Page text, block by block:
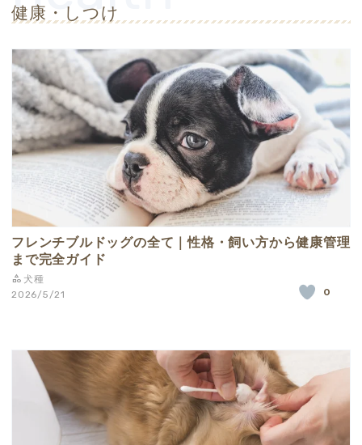
健康・しつけ
フレンチブルドッグの全て｜性格・飼い方から健康管理
まで完全ガイド
犬種
2026/5/21 0